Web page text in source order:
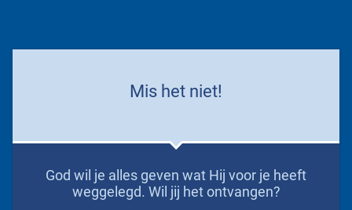
Mis het niet!
God wil je alles geven wat Hij voor je heeft
weggelegd. Wil jij het ontvangen?